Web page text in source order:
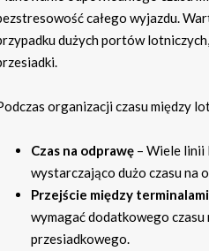
całego wyjazdu.
dużych portów
organizacji czasu między
Czas na odprawę – Wiele linii
wystarczająco dużo czasu na
Przejście między terminalami
wymagać dodatkowego czasu
przesiadkowego.